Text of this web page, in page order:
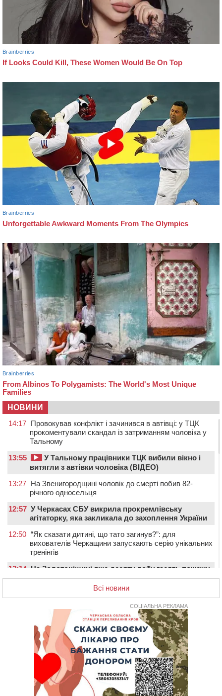
НОВИНИ
14:17
Провокував конфлікт і зачинився в автівці: у ТЦК
прокоментували скандал із затриманням чоловіка у
Тальному
13:55
У Тальному працівники ТЦК вибили вікно і
витягли з автівки чоловіка (ВІДЕО)
13:27
На Звенигородщині чоловік до смерті побив 82-
річного односельця
12:57 У Черкасах СБУ викрила прокремлівську
агітаторку, яка закликала до захоплення України
12:50 “Як сказати дитині, що тато загинув?”: для
вихователів Черкащини запускають серію унікальних
тренінгів
12:14 На Золотоніщині вже десяту добу гасять пожежу
торфу
Захисника зі Звенигородщини, який обороняв
Авдіївку, нагородили “Комбатантським хрестом”
На Черкащині п’яний мотоцикліст зіткнувся з
мопедом: двоє людей у лікарні
Ветерани МСК “Дніпро” вибороли бронзу чемпіонату
України
На Уманщині підрядника зобов’язали сплатити понад
Всі новини
СОЦІАЛЬНА РЕКЛАМА